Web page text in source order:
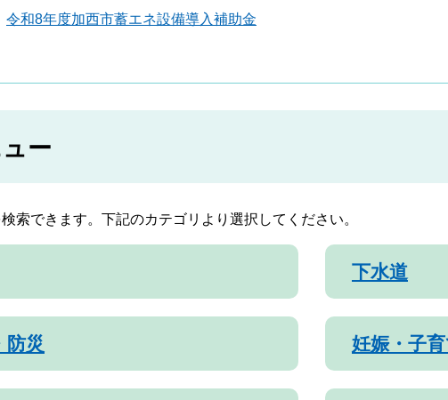
令和8年度加西市蓄エネ設備導入補助金
ー
索できます。下記のカテゴリより選択してください。
下水道
防災 妊娠・子